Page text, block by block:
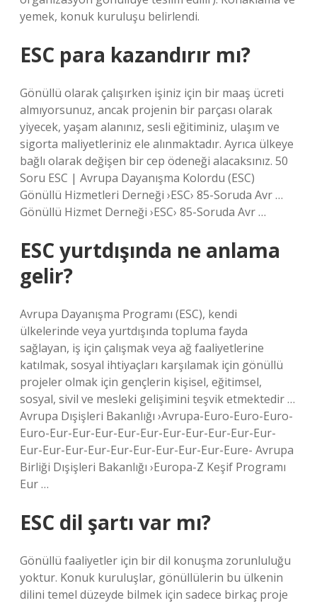
yemek, konuk kuruluşu belirlendi.
ESC para kazandırır mı?
Gönüllü olarak çalışırken işiniz için bir maaş ücreti
almıyorsunuz, ancak projenin bir parçası olarak
yiyecek, yaşam alanınız, sesli eğitiminiz, ulaşım ve
sigorta maliyetleriniz ele alınmaktadır. Ayrıca ülkeye
bağlı olarak değişen bir cep ödeneği alacaksınız. 50
Soru ESC | Avrupa Dayanışma Kolordu (ESC)
Gönüllü Hizmetleri Derneği ›ESC› 85-Soruda Avr …
Gönüllü Hizmet Derneği ›ESC› 85-Soruda Avr …
ESC yurtdışında ne anlama
gelir?
Avrupa Dayanışma Programı (ESC), kendi
ülkelerinde veya yurtdışında topluma fayda
sağlayan, iş için çalışmak veya ağ faaliyetlerine
katılmak, sosyal ihtiyaçları karşılamak için gönüllü
projeler olmak için gençlerin kişisel, eğitimsel,
sosyal, sivil ve mesleki gelişimini teşvik etmektedir …
Avrupa Dışişleri Bakanlığı ›Avrupa-Euro-Euro-Euro-
Euro-Eur-Eur-Eur-Eur-Eur-Eur-Eur-Eur-Eur-Eur-
Eur-Eur-Eur-Eur-Eur-Eur-Eur-Eur-Eur-Eure- Avrupa
Birliği Dışişleri Bakanlığı ›Europa-Z Keşif Programı
Eur …
ESC dil şartı var mı?
Gönüllü faaliyetler için bir dil konuşma zorunluluğu
yoktur. Konuk kuruluşlar, gönüllülerin bu ülkenin
dilini temel düzeyde bilmek için sadece birkaç proje